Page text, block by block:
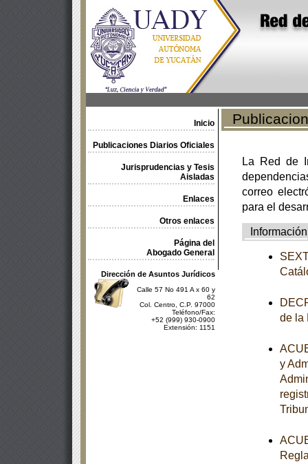
Inicio
Publicaciones Diarios Oficiales
Jurisprudencias y Tesis
Aisladas
Enlaces
Otros enlaces
Página del
Abogado General
Dirección de Asuntos Jurídicos
Calle 57 No 491 A x 60 y
62
Col. Centro, C.P. 97000
Teléfono/Fax:
+52 (999) 930-0900
Extensión: 1151
La Red de
correo
para el
Información
de la
y